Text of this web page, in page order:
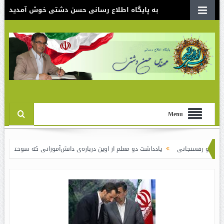
به پایگاه اطلاع رسانی حسن دشتی خوش آمدید
Menu
یادداشت دو معلم از اوین درباره‌ی دانش‌آموزانی که سوختند نقدی